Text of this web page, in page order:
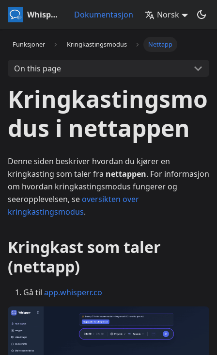
Whisperr Dokumentasjon Norsk
Funksjoner Kringkastingsmodus Nettapp
On this page
Kringkastingsmo
dus i nettappen
Denne siden beskriver hvordan du kjører en
kringkasting som taler fra nettappen. For informasjon
om hvordan kringkastingsmodus fungerer og
seeropplevelsen, se oversikten over
kringkastingsmodus.
Kringkast som taler
(nettapp)
Gå til app.whisperr.co